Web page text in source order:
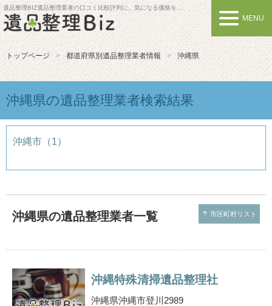
遺品整理BIZ遺品整理業者の口コミ比較評判に。気になる価格を比較しよう
MENU
トップページ 都道府県別遺品整理業者情報 沖縄県
沖縄県の遺品整理業者検索結果
沖縄市（1）
沖縄県の遺品整理業者一覧 arrow_upward 市区町村リスト
沖縄特殊清掃遺品整理社
沖縄県沖縄市登川2989